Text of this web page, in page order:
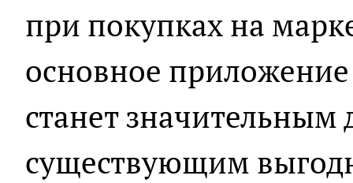
при покупках на
основное
станет
существующим